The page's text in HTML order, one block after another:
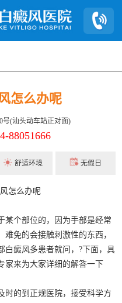
怎么办呢
号(汕头动车站正对面)
88051666
舒适环境 无假日
某个部位的，因为手部是经常
免的会接触刺激性的东西，
白癜风多患者就问，?下面，具
家来为大家详细的解答一下
时的到正规医院，接受科学方